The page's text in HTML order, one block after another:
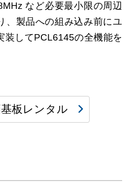
など必要最小限の周辺
、製品への組み込み前にユ
装してPCL6145の全機能を
板レンタル